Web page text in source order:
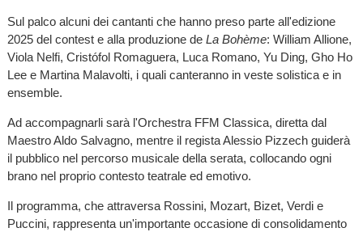
Sul palco alcuni dei cantanti che hanno preso parte all'edizione
2025 del contest e alla produzione de La Bohème: William Allione,
Viola Nelfi, Cristófol Romaguera, Luca Romano, Yu Ding, Gho Ho
Lee e Martina Malavolti, i quali canteranno in veste solistica e in
ensemble.
Ad accompagnarli sarà l'Orchestra FFM Classica, diretta dal
Maestro Aldo Salvagno, mentre il regista Alessio Pizzech guiderà
il pubblico nel percorso musicale della serata, collocando ogni
brano nel proprio contesto teatrale ed emotivo.
Il programma, che attraversa Rossini, Mozart, Bizet, Verdi e
Puccini, rappresenta un'importante occasione di consolidamento